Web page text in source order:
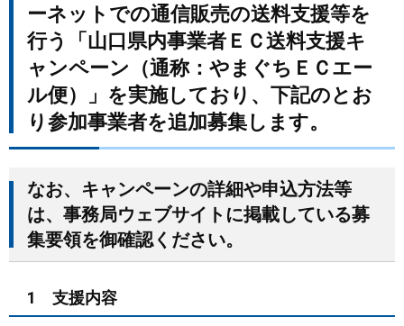
まちづくり
県政情報
ーネットでの通信販売の送料支援等を
行う「山口県内事業者ＥＣ送料支援キ
ャンペーン（通称：やまぐちＥＣエー
ル便）」を実施しており、下記のとお
り参加事業者を追加募集します。
なお、キャンペーンの詳細や申込方法等
は、事務局ウェブサイトに掲載している募
集要領を御確認ください。
1 支援内容